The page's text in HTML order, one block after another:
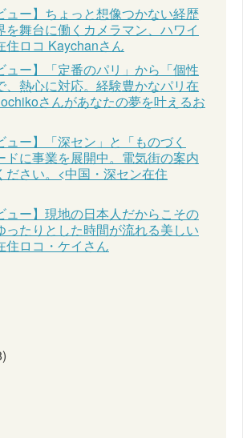
ュー】ちょっと想像つかない経歴
を舞台に働くカメラマン、ハワイ
住ロコ Kaychanさん
ュー】「定番のパリ」から「個性
、熱心に対応。経験豊かなパリ在
さんがあなたの夢を叶えるお
ュー】「深セン」と「ものづく
ドに事業を展開中。電気街の案内
ださい。<中国・深セン在住
ュー】現地の日本人だからこその
ったりとした時間が流れる美しい
住ロコ・ケイさん